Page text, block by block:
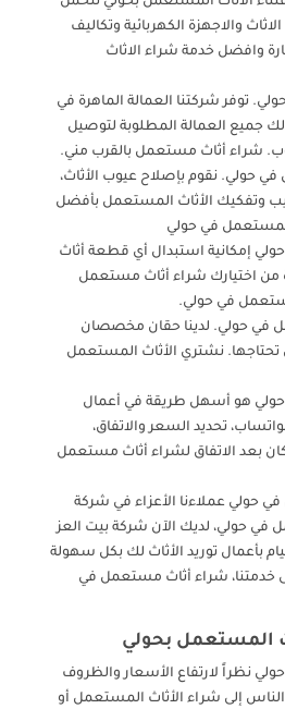
والاجهزة الكهربائية وتكاليف
وافضل خدمة شراء الاثاث
توفر شركتنا العمالة الماهرة في
جميع العمالة المطلوبة لتوصيل
شراء أثاث مستعمل بالقرب مني.
حولي. نقوم بإصلاح عيوب الأثاث،
وتفكيك الأثاث المستعمل بأفضل
المستعمل في حولي
إمكانية استبدال أي قطعة أثاث
من اختيارك شراء أثاث مستعمل
في حولي.
في حولي. لدينا حقان مخصصان
تحتاجها. نشتري الأثاث المستعمل
هو أسهل طريقة في أعمال
تحديد السعر والاتفاق،
بعد الاتفاق لشراء أثاث مستعمل
حولي عملاءنا الأعزاء في شركة
في حولي، لديك الآن شركة بيت العز
بأعمال توريد الأثاث لك بكل سهولة
خدمتنا، شراء أثاث مستعمل في
المستعمل بحولي
نظراً لارتفاع الأسعار والظروف
الناس إلى شراء الأثاث المستعمل أو